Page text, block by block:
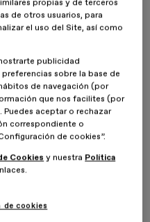
en Branding
un modelo
campus 24/7) y
TALENTO —
Call to Talent,
del
con el
propias y de terceros
de otros usuarios, para
el uso del Site, así como
publicidad
sobre la base de
de navegación (por
que nos facilites (por
Puedes aceptar o rechazar
correspondiente o
de cookies”.
Cookies y nuestra Política
cookies